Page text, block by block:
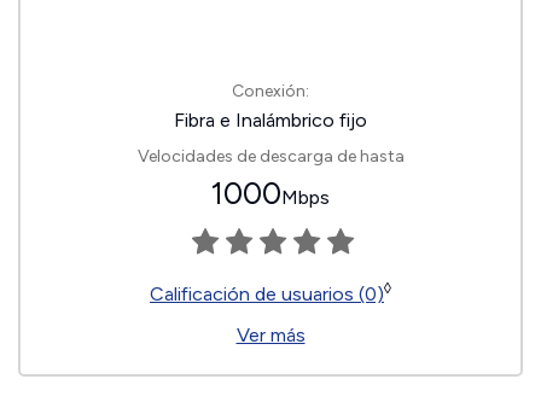
Conexión:
Fibra e Inalámbrico fijo
Velocidades de descarga de hasta
1000Mbps
Calificación de usuarios (0)◊
Ver más